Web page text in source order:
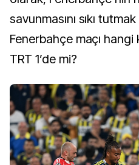
savunmasını sıkı
Fenerbahçe maçı
TRT 1’de mi?